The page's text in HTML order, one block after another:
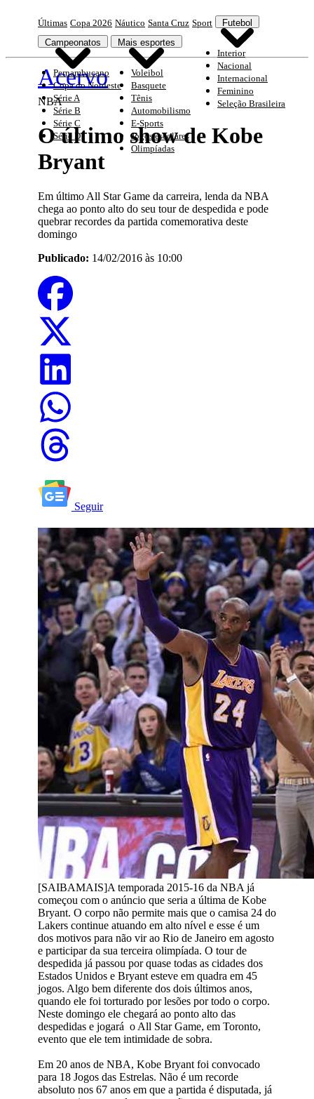
Últimas Copa 2026 Náutico Santa Cruz Sport Futebol
Interior
Nacional
Internacional
Feminino
Seleção Brasileira
Campeonatos
Pernambucano
Copa do Nordeste
Série A
Série B
Série C
Série D
Mais esportes
Voleibol
Basquete
Tênis
Automobilismo
E-Sports
Jogos escolares
Olimpíadas
Acervo
NBA
O último show de Kobe
Bryant
Em último All Star Game da carreira, lenda da NBA
chega ao ponto alto do seu tour de despedida e pode
quebrar recordes da partida comemorativa deste
domingo
Publicado: 14/02/2016 às 10:00
Seguir
[SAIBAMAIS]A temporada 2015-16 da NBA já
começou com o anúncio que seria a última de Kobe
Bryant. O corpo não permite mais que o camisa 24 do
Lakers continue atuando em alto nível e esse é um
dos motivos para não vir ao Rio de Janeiro em agosto
e participar da sua terceira olimpíada. O tour de
despedida já passou por quase todas as cidades dos
Estados Unidos e Bryant esteve em quadra em 45
jogos. Algo bem diferente dos dois últimos anos,
quando ele foi torturado por lesões por todo o corpo.
Neste domingo ele chegará ao ponto alto das
despedidas e jogará o All Star Game, em Toronto,
evento que ele tem intimidade de sobra.
Em 20 anos de NBA, Kobe Bryant foi convocado
para 18 Jogos das Estrelas. Não é um recorde
absoluto nos 67 anos em que a partida é disputada, já